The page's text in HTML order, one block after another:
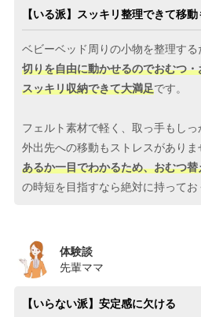
【いる派】スッキリ整理できて移動
ベビーベッド周りの小物を整理する
切りを自由に動かせるのでおむつ
スッキリ収納できて大満足です。
フェルト素材で軽く、取っ手もし
外出先への移動もストレスがありま
あるか一目でわかるため、おむつ
の時短を目指すなら絶対に持ってお
体験談
先輩ママ
【いらない派】安定感に欠ける